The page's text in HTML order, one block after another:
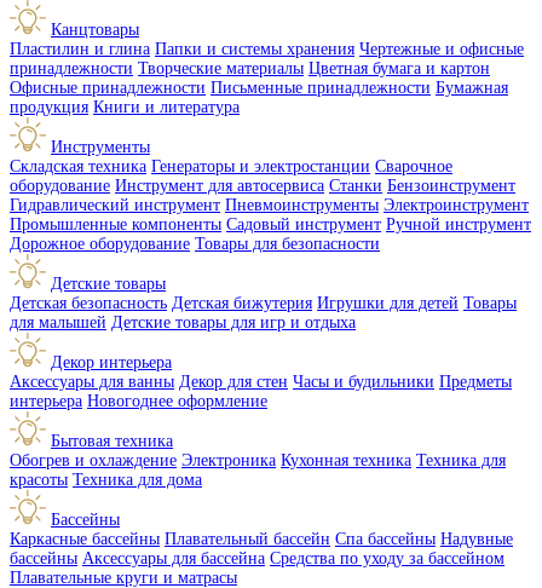
Канцтовары
Пластилин и глина Папки и системы хранения Чертежные и офисные
принадлежности Творческие материалы Цветная бумага и картон
Офисные принадлежности Письменные принадлежности Бумажная
продукция Книги и литература
Инструменты
Складская техника Генераторы и электростанции Сварочное
оборудование Инструмент для автосервиса Станки Бензоинструмент
Гидравлический инструмент Пневмоинструменты Электроинструмент
Промышленные компоненты Садовый инструмент Ручной инструмент
Дорожное оборудование Товары для безопасности
Детские товары
Детская безопасность Детская бижутерия Игрушки для детей Товары
для малышей Детские товары для игр и отдыха
Декор интерьера
Аксессуары для ванны Декор для стен Часы и будильники Предметы
интерьера Новогоднее оформление
Бытовая техника
Обогрев и охлаждение Электроника Кухонная техника Техника для
красоты Техника для дома
Бассейны
Каркасные бассейны Плавательный бассейн Спа бассейны Надувные
бассейны Аксессуары для бассейна Средства по уходу за бассейном
Плавательные круги и матрасы